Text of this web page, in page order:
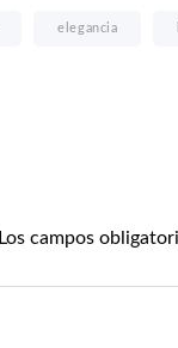
elegancia
Los campos